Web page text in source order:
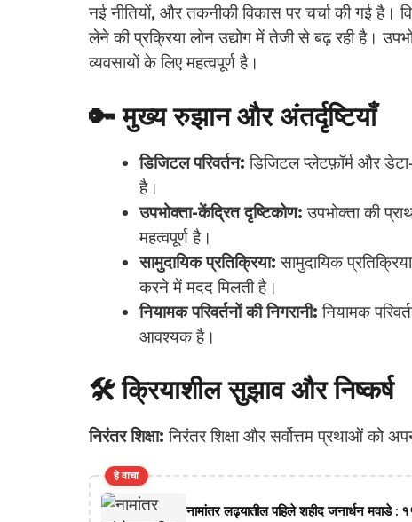
नई नीतियों, और तकनीकी विकास पर चर्चा की गई है।
लेने की प्रक्रिया लोन उद्योग में तेजी से बढ़ रही है।
व्यवसायों के लिए महत्वपूर्ण है।
🔑 मुख्य रुझान और अंतर्दृष्टियाँ
डिजिटल परिवर्तन: डिजिटल प्लेटफ़ॉर्म और
है।
उपभोक्ता-केंद्रित दृष्टिकोण: उपभोक्ता की
महत्वपूर्ण है।
सामुदायिक प्रतिक्रिया: सामुदायिक
करने में मदद मिलती है।
नियामक परिवर्तनों की निगरानी: नियामक
आवश्यक है।
🛠️ क्रियाशील सुझाव और निष्कर्ष
निरंतर शिक्षा: निरंतर शिक्षा और सर्वोत्तम प्रथाओं को
हे वाचा
नामांतर लढ्यातील पहिले शहीद जनार्धन मवाडे :